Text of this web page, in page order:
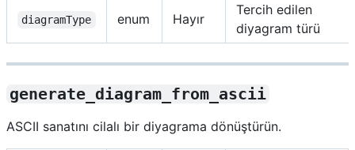
diagramType enum Hayır
Tercih edilen
diyagram türü
generate_diagram_from_ascii
ASCII sanatını cilalı bir diyagrama dönüştürün.